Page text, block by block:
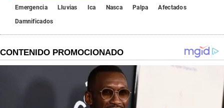
Emergencia Lluvias Ica Nasca Palpa
Afectados
Damnificados